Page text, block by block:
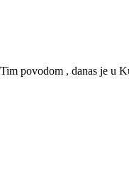
povodom , danas je u